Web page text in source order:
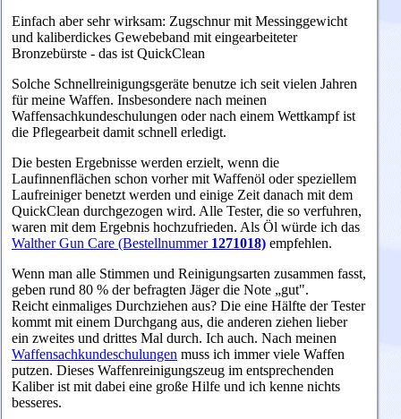
Einfach aber sehr wirksam: Zugschnur mit Messinggewicht
und kaliberdickes Gewebeband mit eingearbeiteter
Bronzebürste - das ist QuickClean
Solche Schnellreinigungsgeräte benutze ich seit vielen Jahren
für meine Waffen. Insbesondere nach meinen
Waffensachkundeschulungen oder nach einem Wettkampf ist
die Pflegearbeit damit schnell erledigt.
Die besten Ergebnisse werden erzielt, wenn die
Laufinnenflächen schon vorher mit Waffenöl oder speziellem
Laufreiniger benetzt werden und einige Zeit danach mit dem
QuickClean durchgezogen wird. Alle Tester, die so verfuhren,
waren mit dem Ergebnis hochzufrieden. Als Öl würde ich das
Walther Gun Care (Bestellnummer 1271018) empfehlen.
Wenn man alle Stimmen und Reinigungsarten zusammen fasst,
geben rund 80 % der befragten Jäger die Note „gut".
Reicht einmaliges Durchziehen aus? Die eine Hälfte der Tester
kommt mit einem Durchgang aus, die anderen ziehen lieber
ein zweites und drittes Mal durch. Ich auch. Nach meinen
Waffensachkundeschulungen muss ich immer viele Waffen
putzen. Dieses Waffenreinigungszeug im entsprechenden
Kaliber ist mit dabei eine große Hilfe und ich kenne nichts
besseres.